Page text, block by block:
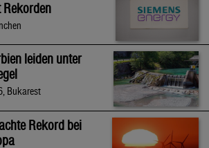
Rekorden
leiden unter
Bukarest
Rekord bei